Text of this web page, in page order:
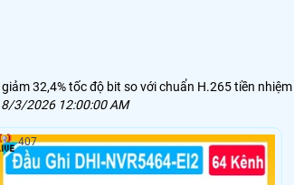
32,4% tốc độ bit so với chuẩn H.265 tiền
8/3/2026 12:00:00 AM
407